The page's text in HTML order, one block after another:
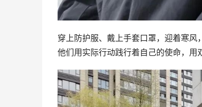
穿上防护服、戴上手套口罩，迎着寒风
他们用实际行动践行着自己的使命，用